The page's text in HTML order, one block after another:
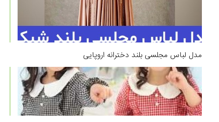
مدل لباس مجلسی بلند دخترانه اروپایی